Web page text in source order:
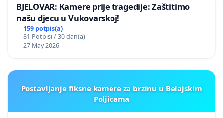
BJELOVAR: Kamere prije tragedije: Zaštitimo
našu djecu u Vukovarskoj!
159 potpis(a)
81 Potpisi / 30 dan(a)
27 May 2026
Postavljanje fiksne kamere za brzinu u Belajskim
Poljicama